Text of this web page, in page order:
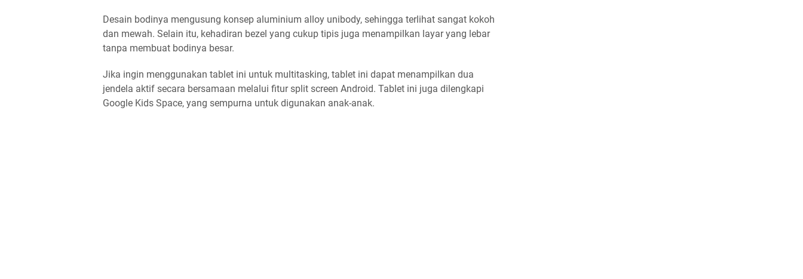
Desain bodinya mengusung konsep aluminium alloy unibody, sehingga terlihat sangat kokoh
dan mewah. Selain itu, kehadiran bezel yang cukup tipis juga menampilkan layar yang lebar
tanpa membuat bodinya besar.
Jika ingin menggunakan tablet ini untuk multitasking, tablet ini dapat menampilkan dua
jendela aktif secara bersamaan melalui fitur split screen Android. Tablet ini juga dilengkapi
Google Kids Space, yang sempurna untuk digunakan anak-anak.